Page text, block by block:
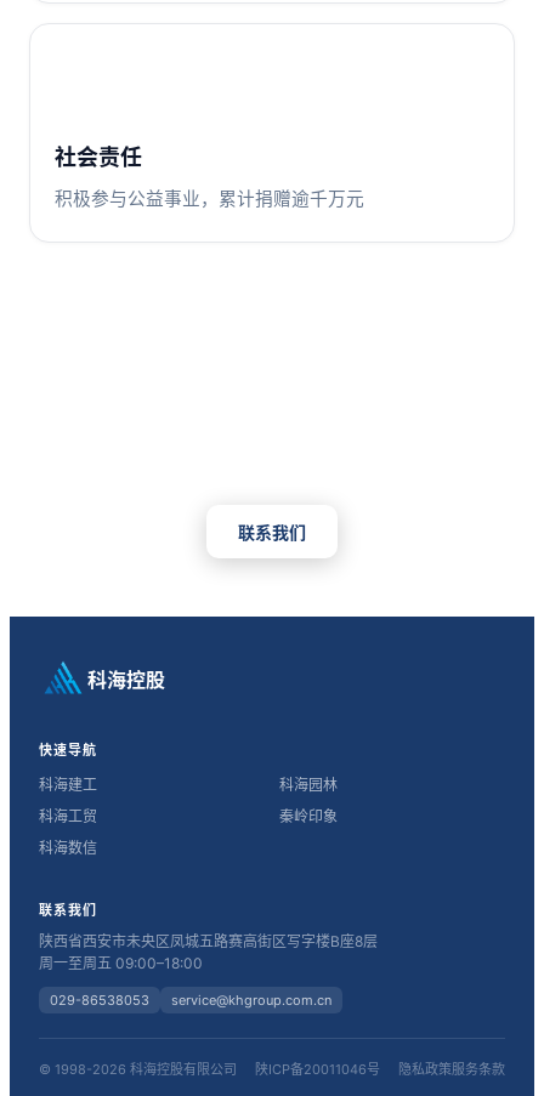
社会责任
积极参与公益事业，累计捐赠逾千万元
联系我们
科海控股
快速导航
科海建工
科海园林
科海工贸
秦岭印象
科海数信
联系我们
陕西省西安市未央区凤城五路赛高街区写字楼B座8层
周一至周五 09:00–18:00
029-86538053 service@khgroup.com.cn
© 1998-2026 科海控股有限公司 陕ICP备20011046号 隐私政策服务条款